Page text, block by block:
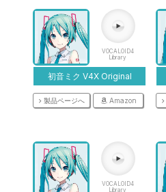
VOCALOID4
Library
初音ミク V4X Original
製品ページへ Amazon
VOCALOID4
Library